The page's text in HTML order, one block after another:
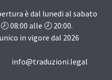
è dal lunedi al sabato
08:00 alle 🕗 20:00.
in vigore dal 2026
info@traduzioni.legal